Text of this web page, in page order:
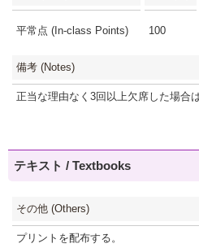
平常点 (In-class Points) 100
備考 (Notes)
正当な理由なく3回以上欠席した場合
テキスト / Textbooks
その他 (Others)
プリントを配布する。